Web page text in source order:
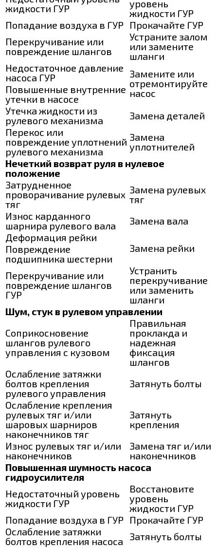
жидкости ГУР
уровень
жидкости ГУР
Попадание воздуха в ГУР
Прокачайте ГУР
Перекручивание или
повреждение шлангов
Устраните залом
или замените
шланги
Недостаточное давление
насоса ГУР
Замените или
отремонтируйте
насос
Повышенные внутренние
утечки в насосе
Утечка жидкости из
рулевого механизма
Замена деталей
Перекос или
повреждение уплотнений
рулевого механизма
Замена
уплотнителей
Нечеткий возврат руля в нулевое
положение
Затрудненное
проворачивание рулевых
тяг
Замена рулевых
тяг
Износ карданного
шарнира рулевого вала
Замена вала
Деформация рейки
Замена рейки
Повреждение
подшипника шестерни
Перекручивание или
повреждение шлангов
ГУР
Устранить
перекручивание
или заменить
шланги
Шум, стук в рулевом управлении
Соприкосновение
шлангов рулевого
управления с кузовом
Правильная
проклакда и
надежная
фиксация
шлангов
Ослабление затяжки
болтов крепления
рулевого управления
Затянуть болты
Ослабление крепления
рулевых тяг и/или
шаровых шарниров
наконечников тяг
Затянуть
крепления
Износ рулевых тяг и/или
наконечников
Замена тяг и/или
наконечников
Повышенная шумность насоса
гидроусилителя
Недостаточный уровень
жидкости ГУР
Восстановите
уровень
жидкости ГУР
Попадание воздуха в ГУР
Прокачайте ГУР
Ослабление затяжки
болтов крепления насоса
Затянуть болты